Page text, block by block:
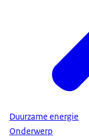
Duurzame energie
Onderwerp